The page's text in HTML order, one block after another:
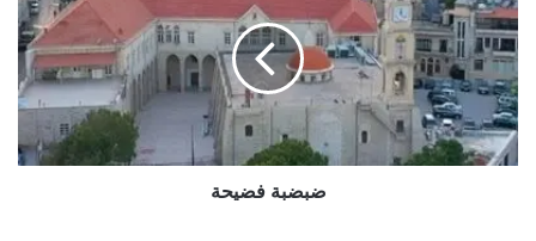
ضبضبة فضيحة